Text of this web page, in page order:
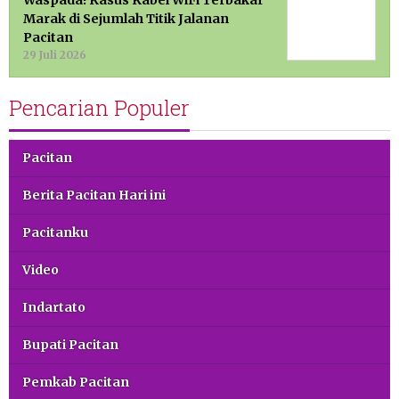
Marak di Sejumlah Titik Jalanan
Pacitan
29 Juli 2026
Pencarian Populer
Pacitan
Berita Pacitan Hari ini
Pacitanku
Video
Indartato
Bupati Pacitan
Pemkab Pacitan